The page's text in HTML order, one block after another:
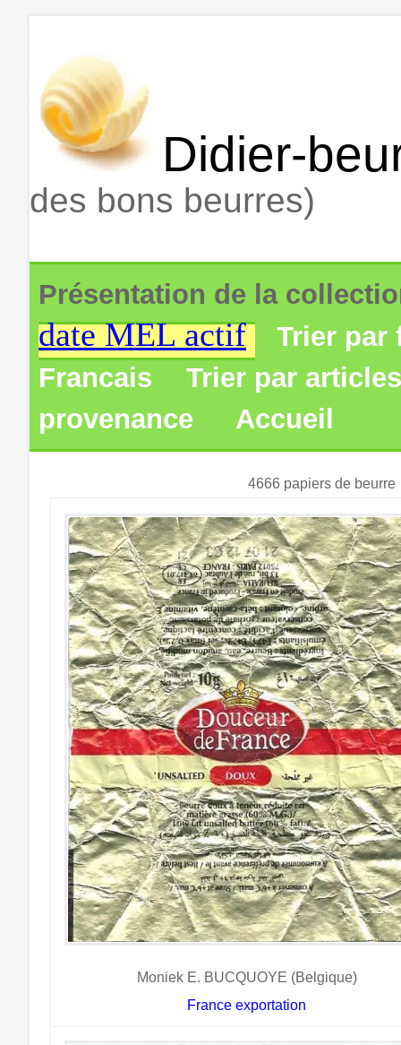
Didier-
des bons beurres)
Présentation de la
date MEL actif
Trier par
Francais
Trier par
provenance
Accueil
4666 papiers de beurre
Moniek E. BUCQUOYE (Belgique)
France exportation